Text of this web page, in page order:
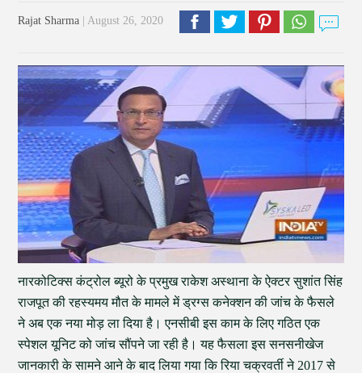
Rajat Sharma | August 26, 2020
नारकोटिक्स कंट्रोल ब्यूरो के प्रमुख राकेश अस्थाना के ऐक्टर सुशांत सिंह
राजपूत की रहस्यमय मौत के मामले में ड्रग्स कनेक्शन की जांच के फैसले
ने अब एक नया मोड़ ला दिया है। एनसीबी इस काम के लिए गठित एक
स्पेशल यूनिट को जांच सौंपने जा रही है। यह फैसला इस सनसनीखेज
जानकारी के सामने आने के बाद लिया गया कि रिया चक्रवर्ती ने 2017 से